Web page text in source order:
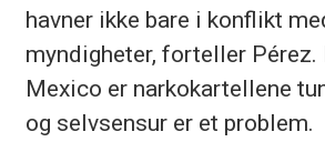
havner ikke bare i konflikt
myndigheter, forteller Pérez.
Mexico er narkokartellene
og selvsensur er et problem.